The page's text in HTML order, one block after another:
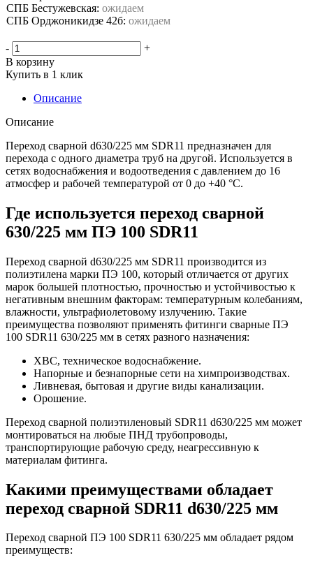
СПБ Бестужевская: ожидаем
СПБ Орджоникидзе 42б: ожидаем
-
+
В корзину
Купить в 1 клик
Описание
Описание
Переход сварной d630/225 мм SDR11 предназначен для
перехода с одного диаметра труб на другой. Используется в
сетях водоснабжения и водоотведения с давлением до 16
атмосфер и рабочей температурой от 0 до +40 °С.
Где используется переход сварной
630/225 мм ПЭ 100 SDR11
Переход сварной d630/225 мм SDR11 производится из
полиэтилена марки ПЭ 100, который отличается от других
марок большей плотностью, прочностью и устойчивостью к
негативным внешним факторам: температурным колебаниям,
влажности, ультрафиолетовому излучению. Такие
преимущества позволяют применять фитинги сварные ПЭ
100 SDR11 630/225 мм в сетях разного назначения:
ХВС, техническое водоснабжение.
Напорные и безнапорные сети на химпроизводствах.
Ливневая, бытовая и другие виды канализации.
Орошение.
Переход сварной полиэтиленовый SDR11 d630/225 мм может
монтироваться на любые ПНД трубопроводы,
транспортирующие рабочую среду, неагрессивную к
материалам фитинга.
Какими преимуществами обладает
переход сварной SDR11 d630/225 мм
Переход сварной ПЭ 100 SDR11 630/225 мм обладает рядом
преимуществ: